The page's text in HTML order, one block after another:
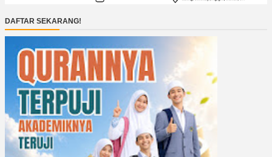
DAFTAR SEKARANG!